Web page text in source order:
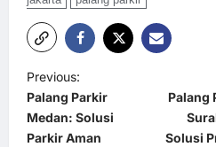
P
o
s
Previous:
Palang Parkir
Medan: Solusi
Parkir Aman
Palang
Solusi